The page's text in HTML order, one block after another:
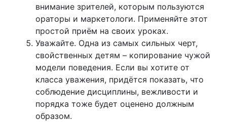
внимание зрителей, которым пользуются
ораторы и маркетологи. Применяйте этот
простой приём на своих уроках.
Уважайте. Одна из самых сильных черт,
свойственных детям – копирование чужой
модели поведения. Если вы хотите от
класса уважения, придётся показать, что
соблюдение дисциплины, вежливости и
порядка тоже будет оценено должным
образом.